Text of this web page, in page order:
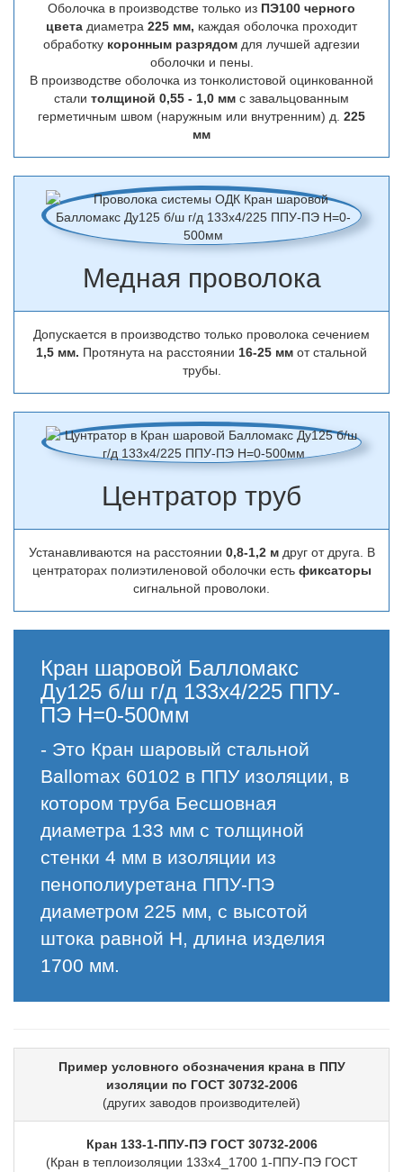
Оболочка в производстве только из ПЭ100 черного
цвета диаметра 225 мм, каждая оболочка проходит
обработку коронным разрядом для лучшей адгезии
оболочки и пены.
В производстве оболочка из тонколистовой оцинкованной
стали толщиной 0,55 - 1,0 мм с завальцованным
герметичным швом (наружным или внутренним) д. 225
мм
Медная проволока
Допускается в производство только проволока сечением
1,5 мм. Протянута на расстоянии 16-25 мм от стальной
трубы.
Центратор труб
Устанавливаются на расстоянии 0,8-1,2 м друг от друга. В
центраторах полиэтиленовой оболочки есть фиксаторы
сигнальной проволоки.
Кран шаровой Балломакс
Ду125 б/ш г/д 133х4/225 ППУ-
ПЭ H=0-500мм
- Это Кран шаровый стальной
Ballomax 60102 в ППУ изоляции, в
котором труба Бесшовная
диаметра 133 мм с толщиной
стенки 4 мм в изоляции из
пенополиуретана ППУ-ПЭ
диаметром 225 мм, с высотой
штока равной H, длина изделия
1700 мм.
Пример условного обозначения крана в ППУ
изоляции по ГОСТ 30732-2006
(других заводов производителей)
Кран 133-1-ППУ-ПЭ ГОСТ 30732-2006
(Кран в теплоизоляции 133х4_1700 1-ППУ-ПЭ ГОСТ